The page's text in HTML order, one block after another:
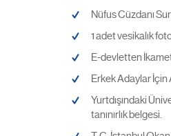
Nüfus Cüzdanı
1 adet vesikalık
E-devletten
Erkek Adaylar
Yurtdışındaki
tanınırlık belgesi.